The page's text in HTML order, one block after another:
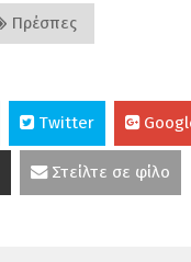
Πρέσπες
Twitter
Στείλτε σε φίλο